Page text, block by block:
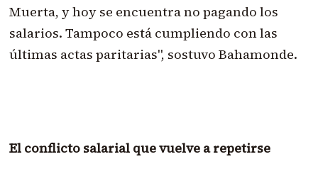
Muerta, y hoy se encuentra no pagando los
salarios. Tampoco está cumpliendo con las
últimas actas paritarias", sostuvo Bahamonde.
El conflicto salarial que vuelve a repetirse